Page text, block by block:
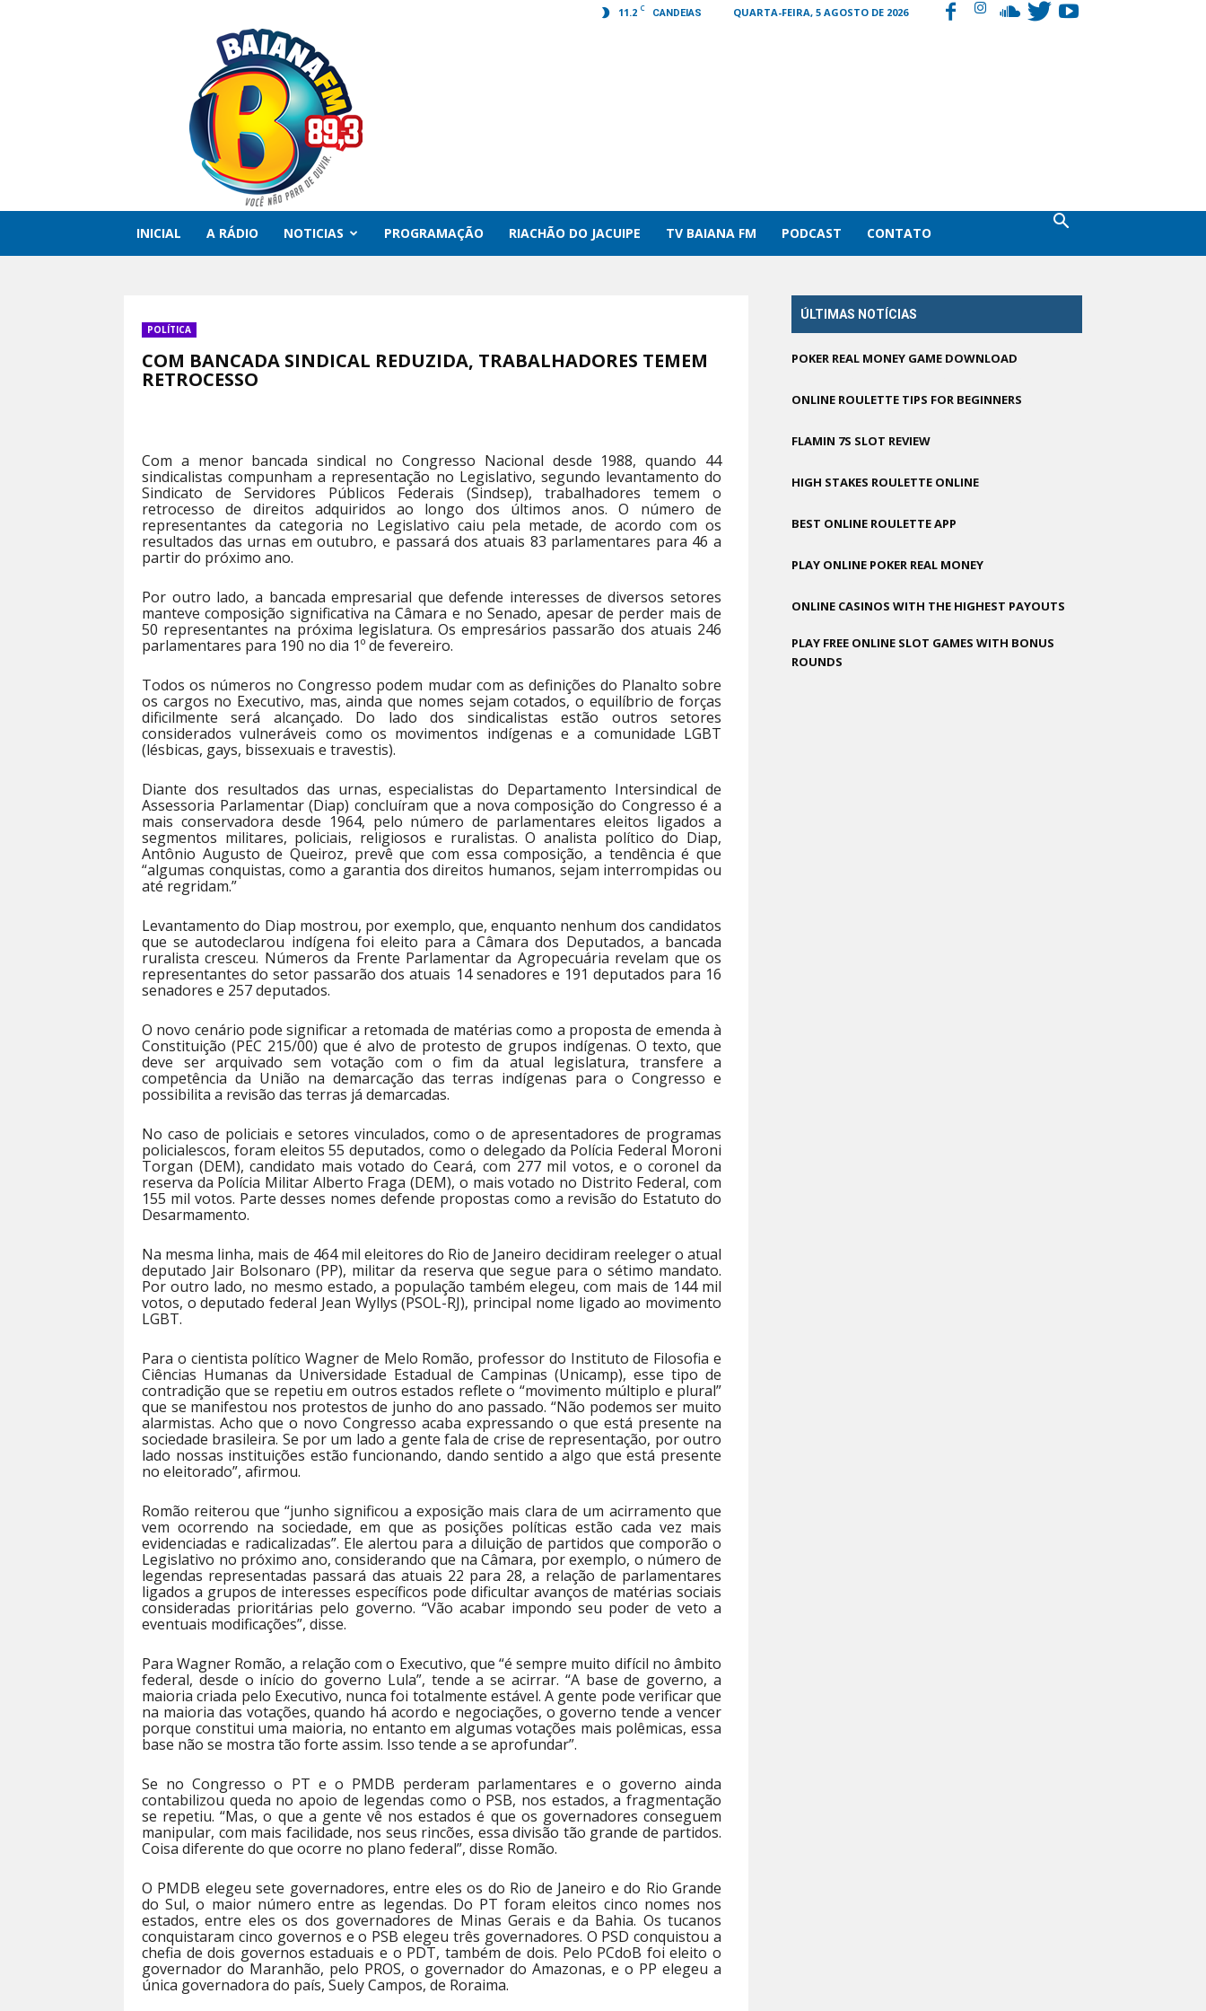
11.2 C CANDEIAS QUARTA-FEIRA, 5 AGOSTO DE 2026
Baiana
INICIAL A RÁDIO NOTICIAS PROGRAMAÇÃO RIACHÃO DO JACUIPE TV BAIANA FM PODCAST CONTATO
POLÍTICA
COM BANCADA SINDICAL REDUZIDA, TRABALHADORES TEMEM
RETROCESSO
Com a menor bancada sindical no Congresso Nacional desde 1988, quando 44
sindicalistas compunham a representação no Legislativo, segundo levantamento do
Sindicato de Servidores Públicos Federais (Sindsep), trabalhadores temem o
retrocesso de direitos adquiridos ao longo dos últimos anos. O número de
representantes da categoria no Legislativo caiu pela metade, de acordo com os
resultados das urnas em outubro, e passará dos atuais 83 parlamentares para 46 a
partir do próximo ano.
Por outro lado, a bancada empresarial que defende interesses de diversos setores
manteve composição significativa na Câmara e no Senado, apesar de perder mais de
50 representantes na próxima legislatura. Os empresários passarão dos atuais 246
parlamentares para 190 no dia 1º de fevereiro.
Todos os números no Congresso podem mudar com as definições do Planalto sobre
os cargos no Executivo, mas, ainda que nomes sejam cotados, o equilíbrio de forças
dificilmente será alcançado. Do lado dos sindicalistas estão outros setores
considerados vulneráveis como os movimentos indígenas e a comunidade LGBT
(lésbicas, gays, bissexuais e travestis).
Diante dos resultados das urnas, especialistas do Departamento Intersindical de
Assessoria Parlamentar (Diap) concluíram que a nova composição do Congresso é a
mais conservadora desde 1964, pelo número de parlamentares eleitos ligados a
segmentos militares, policiais, religiosos e ruralistas. O analista político do Diap,
Antônio Augusto de Queiroz, prevê que com essa composição, a tendência é que
“algumas conquistas, como a garantia dos direitos humanos, sejam interrompidas ou
até regridam.”
Levantamento do Diap mostrou, por exemplo, que, enquanto nenhum dos candidatos
que se autodeclarou indígena foi eleito para a Câmara dos Deputados, a bancada
ruralista cresceu. Números da Frente Parlamentar da Agropecuária revelam que os
representantes do setor passarão dos atuais 14 senadores e 191 deputados para 16
senadores e 257 deputados.
O novo cenário pode significar a retomada de matérias como a proposta de emenda à
Constituição (PEC 215/00) que é alvo de protesto de grupos indígenas. O texto, que
deve ser arquivado sem votação com o fim da atual legislatura, transfere a
competência da União na demarcação das terras indígenas para o Congresso e
possibilita a revisão das terras já demarcadas.
No caso de policiais e setores vinculados, como o de apresentadores de programas
policialescos, foram eleitos 55 deputados, como o delegado da Polícia Federal Moroni
Torgan (DEM), candidato mais votado do Ceará, com 277 mil votos, e o coronel da
reserva da Polícia Militar Alberto Fraga (DEM), o mais votado no Distrito Federal, com
155 mil votos. Parte desses nomes defende propostas como a revisão do Estatuto do
Desarmamento.
Na mesma linha, mais de 464 mil eleitores do Rio de Janeiro decidiram reeleger o atual
deputado Jair Bolsonaro (PP), militar da reserva que segue para o sétimo mandato.
Por outro lado, no mesmo estado, a população também elegeu, com mais de 144 mil
votos, o deputado federal Jean Wyllys (PSOL-RJ), principal nome ligado ao movimento
LGBT.
Para o cientista político Wagner de Melo Romão, professor do Instituto de Filosofia e
Ciências Humanas da Universidade Estadual de Campinas (Unicamp), esse tipo de
contradição que se repetiu em outros estados reflete o “movimento múltiplo e plural”
que se manifestou nos protestos de junho do ano passado. “Não podemos ser muito
alarmistas. Acho que o novo Congresso acaba expressando o que está presente na
sociedade brasileira. Se por um lado a gente fala de crise de representação, por outro
lado nossas instituições estão funcionando, dando sentido a algo que está presente
no eleitorado”, afirmou.
Romão reiterou que “junho significou a exposição mais clara de um acirramento que
vem ocorrendo na sociedade, em que as posições políticas estão cada vez mais
evidenciadas e radicalizadas”. Ele alertou para a diluição de partidos que comporão o
Legislativo no próximo ano, considerando que na Câmara, por exemplo, o número de
legendas representadas passará das atuais 22 para 28, a relação de parlamentares
ligados a grupos de interesses específicos pode dificultar avanços de matérias sociais
consideradas prioritárias pelo governo. “Vão acabar impondo seu poder de veto a
eventuais modificações”, disse.
Para Wagner Romão, a relação com o Executivo, que “é sempre muito difícil no âmbito
federal, desde o início do governo Lula”, tende a se acirrar. “A base de governo, a
maioria criada pelo Executivo, nunca foi totalmente estável. A gente pode verificar que
na maioria das votações, quando há acordo e negociações, o governo tende a vencer
porque constitui uma maioria, no entanto em algumas votações mais polêmicas, essa
base não se mostra tão forte assim. Isso tende a se aprofundar”.
Se no Congresso o PT e o PMDB perderam parlamentares e o governo ainda
contabilizou queda no apoio de legendas como o PSB, nos estados, a fragmentação
se repetiu. “Mas, o que a gente vê nos estados é que os governadores conseguem
manipular, com mais facilidade, nos seus rincões, essa divisão tão grande de partidos.
Coisa diferente do que ocorre no plano federal”, disse Romão.
O PMDB elegeu sete governadores, entre eles os do Rio de Janeiro e do Rio Grande
do Sul, o maior número entre as legendas. Do PT foram eleitos cinco nomes nos
estados, entre eles os dos governadores de Minas Gerais e da Bahia. Os tucanos
conquistaram cinco governos e o PSB elegeu três governadores. O PSD conquistou a
chefia de dois governos estaduais e o PDT, também de dois. Pelo PCdoB foi eleito o
governador do Maranhão, pelo PROS, o governador do Amazonas, e o PP elegeu a
única governadora do país, Suely Campos, de Roraima.
ÚLTIMAS NOTÍCIAS
POKER REAL MONEY GAME DOWNLOAD
ONLINE ROULETTE TIPS FOR BEGINNERS
FLAMIN 7S SLOT REVIEW
HIGH STAKES ROULETTE ONLINE
BEST ONLINE ROULETTE APP
PLAY ONLINE POKER REAL MONEY
ONLINE CASINOS WITH THE HIGHEST PAYOUTS
PLAY FREE ONLINE SLOT GAMES WITH BONUS
ROUNDS